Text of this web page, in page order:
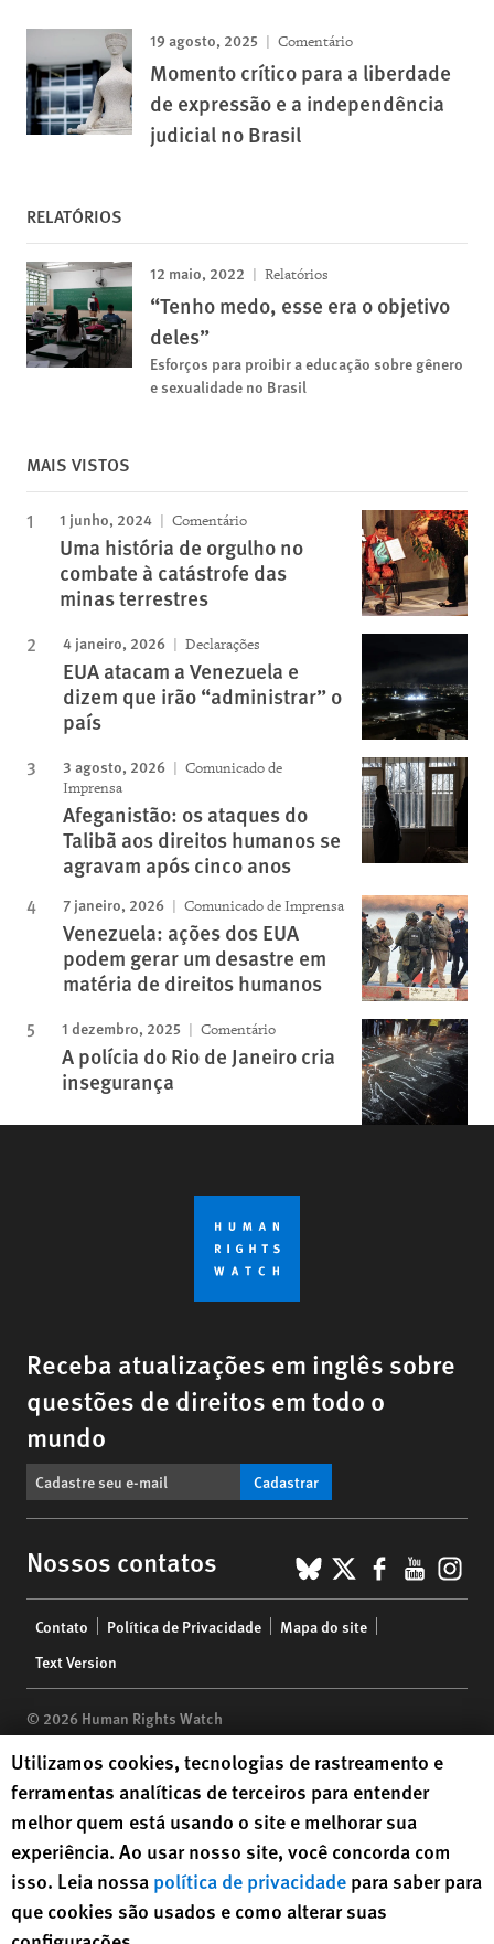
19 agosto, 2025 Comentário
Momento crítico para a liberdade
de expressão e a independência
judicial no Brasil
RELATÓRIOS
12 maio, 2022 Relatórios
“Tenho medo, esse era o objetivo
deles”
Esforços para proibir a educação sobre gênero
e sexualidade no Brasil
MAIS VISTOS
1 junho, 2024 Comentário
Uma história de orgulho no
combate à catástrofe das
minas terrestres
4 janeiro, 2026 Declarações
EUA atacam a Venezuela e
dizem que irão “administrar” o
país
3 agosto, 2026
Comunicado de
Imprensa
Afeganistão: os ataques do
Talibã aos direitos humanos se
agravam após cinco anos
7 janeiro, 2026 Comunicado de Imprensa
Venezuela: ações dos EUA
podem gerar um desastre em
matéria de direitos humanos
1 dezembro, 2025 Comentário
A polícia do Rio de Janeiro cria
insegurança
Receba atualizações em inglês sobre
questões de direitos em todo o
mundo
Cadastrar
Nossos contatos BlueSky
X
menu
Contato Política de Privacidade
Mapa do site
Text Version
© 2026 Human Rights Watch
Human Rights Watch| 350 Fifth Avenue, 34th Floor | New York,
10118-3299USA|t1.212.290.4700
Human Rights Watch is a 501(C)(3) nonprofit registered in the US
under EIN: 13-2875808
Human Rights Watch cookie preferences
Utilizamos cookies, tecnologias de rastreamento e
ferramentas analíticas de terceiros para entender
melhor quem está usando o site e melhorar sua
experiência. Ao usar nosso site, você concorda com
isso. Leia nossa política de privacidade para saber para
que cookies são usados e como alterar suas